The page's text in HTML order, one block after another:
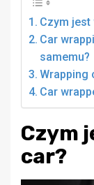
Czym jest
Car
samemu?
Wrapping
Car
Czym
car?